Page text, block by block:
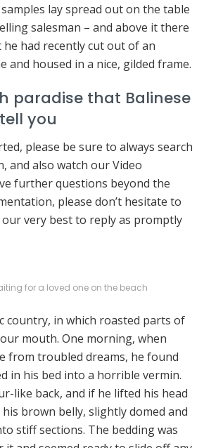
lay spread out on the table
salesman – and above it there
had recently cut out of an
and housed in a nice, gilded frame.
paradise that Balinese
you
please be sure to always search
and also watch our Video
further questions beyond the
please don’t hesitate to
our very best to reply as promptly
for a loved one on the beach
country, in which roasted parts of
mouth. One morning, when
from troubled dreams, he found
in his bed into a horrible vermin.
like back, and if he lifted his head
brown belly, slightly domed and
stiff sections. The bedding was